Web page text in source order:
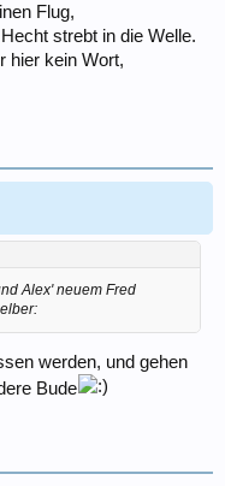
Flug,
strebt in die Welle.
hier kein Wort,
Alex' neuem Fred
werden, und gehen
Bude